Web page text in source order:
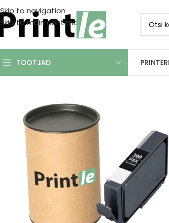
Skip to navigation
Skip to main content
TOOTJAD